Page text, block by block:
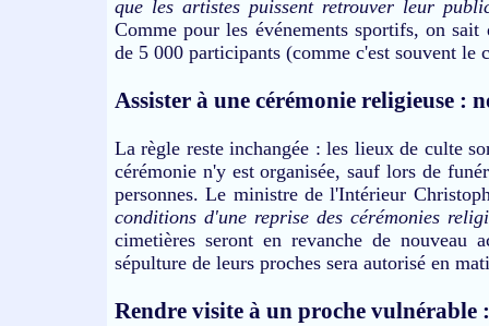
que les artistes puissent retrouver leur
Comme pour les événements sportifs, on
de 5 000 participants (comme c'est souvent le
Assister à une cérémonie religieuse :
La règle reste inchangée : les lieux de culte
cérémonie n'y est organisée, sauf lors de
personnes. Le ministre de l'Intérieur
conditions d'une reprise des cérémonies
cimetières seront en revanche de nouveau
sépulture de leurs proches sera autorisé en
Rendre visite à un proche vulnérable